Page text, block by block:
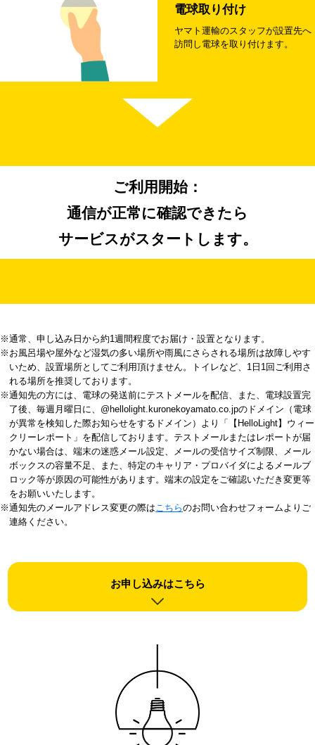
電球取り付け
ヤマト運輸のスタッフが設置先へ
訪問し電球を取り付けます。
ご利用開始：
通信が正常に確認できたら
サービスがスタートします。
※通常、申し込み日から約1週間程度でお届け・設置となります。
※お風呂場や屋外など湿気の多い場所や雨風にさらされる場所は故障しやす
いため、設置場所としてご利用頂けません。トイレなど、1日1回ご利用さ
れる場所を推奨しております。
※通知先の方には、電球の発送前にテストメールを配信、また、電球設置完
了後、毎週月曜日に、@hellolight.kuronekoyamato.co.jpのドメイン（電球
が異常を検知した際お知らせをするドメイン）より「【HelloLight】ウィー
クリーレポート」を配信しております。テストメールまたはレポートが届
かない場合は、端末の迷惑メール設定、メールの受信サイズ制限、メール
ボックスの容量不足、また、特定のキャリア・プロバイダによるメールブ
ロック等が原因の可能性があります。端末の設定をご確認いただき変更等
をお願いいたします。
※通知先のメールアドレス変更の際は こちらのお問い合わせフォームよりご
連絡ください。
お申し込みはこちら